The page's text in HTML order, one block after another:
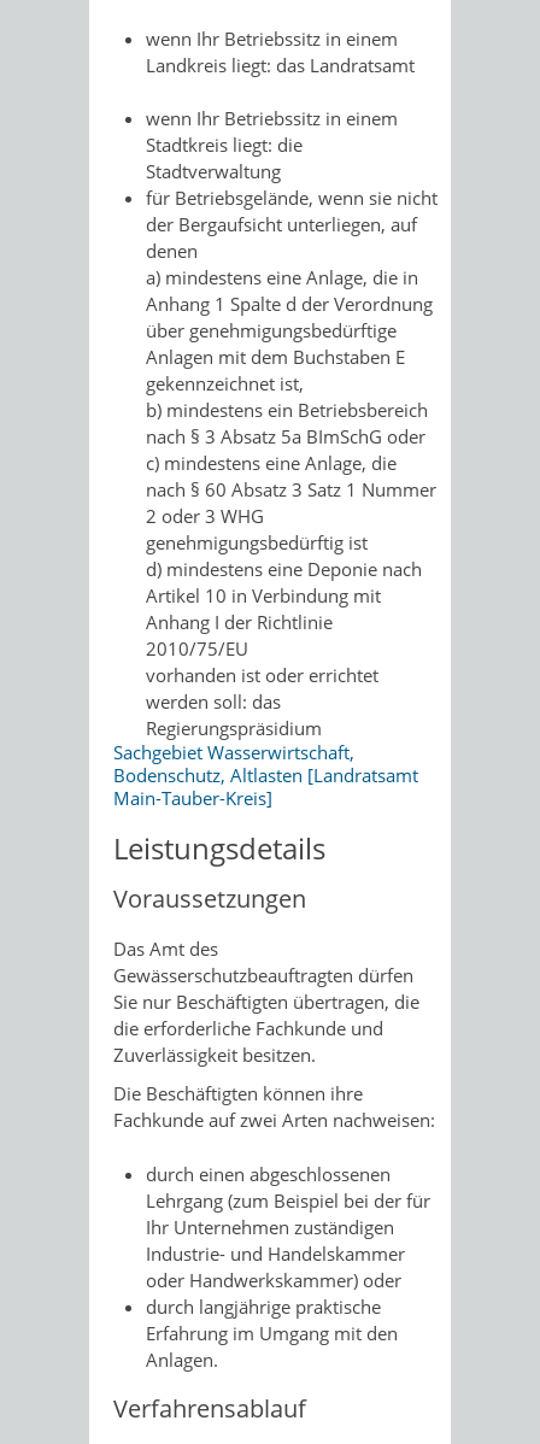
wenn Ihr Betriebssitz in einem
Landkreis liegt: das Landratsamt
wenn Ihr Betriebssitz in einem
Stadtkreis liegt: die
Stadtverwaltung
für Betriebsgelände, wenn sie nicht
der Bergaufsicht unterliegen, auf
denen
a) mindestens eine Anlage, die in
Anhang 1 Spalte d der Verordnung
über genehmigungsbedürftige
Anlagen mit dem Buchstaben E
gekennzeichnet ist,
b) mindestens ein Betriebsbereich
nach § 3 Absatz 5a BImSchG oder
c) mindestens eine Anlage, die
nach § 60 Absatz 3 Satz 1 Nummer
2 oder 3 WHG
genehmigungsbedürftig ist
d) mindestens eine Deponie nach
Artikel 10 in Verbindung mit
Anhang I der Richtlinie
2010/75/EU
vorhanden ist oder errichtet
werden soll: das
Regierungspräsidium
Sachgebiet Wasserwirtschaft,
Bodenschutz, Altlasten [Landratsamt
Main-Tauber-Kreis]
Leistungsdetails
Voraussetzungen
Das Amt des
Gewässerschutzbeauftragten dürfen
Sie nur Beschäftigten übertragen, die
die erforderliche Fachkunde und
Zuverlässigkeit besitzen.
Die Beschäftigten können ihre
Fachkunde auf zwei Arten nachweisen:
durch einen abgeschlossenen
Lehrgang (zum Beispiel bei der für
Ihr Unternehmen zuständigen
Industrie- und Handelskammer
oder Handwerkskammer) oder
durch langjährige praktische
Erfahrung im Umgang mit den
Anlagen.
Verfahrensablauf